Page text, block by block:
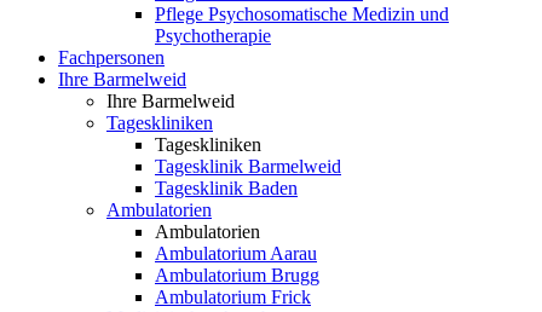
Pflege Psychosomatische Medizin und
Psychotherapie
Fachpersonen
Ihre Barmelweid
Ihre Barmelweid
Tageskliniken
Tageskliniken
Tagesklinik Barmelweid
Tagesklinik Baden
Ambulatorien
Ambulatorien
Ambulatorium Aarau
Ambulatorium Brugg
Ambulatorium Frick